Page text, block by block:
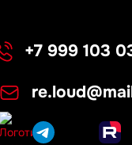
+7 999 103